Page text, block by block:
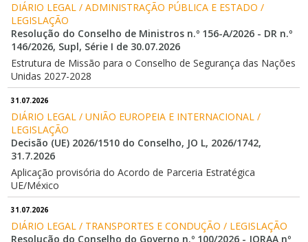
DIÁRIO LEGAL / ADMINISTRAÇÃO PÚBLICA E ESTADO /
LEGISLAÇÃO
Resolução do Conselho de Ministros n.º 156-A/2026 - DR n.º
146/2026, Supl, Série I de 30.07.2026
Estrutura de Missão para o Conselho de Segurança das Nações
Unidas 2027-2028
31.07.2026
DIÁRIO LEGAL / UNIÃO EUROPEIA E INTERNACIONAL /
LEGISLAÇÃO
Decisão (UE) 2026/1510 do Conselho, JO L, 2026/1742,
31.7.2026
Aplicação provisória do Acordo de Parceria Estratégica
UE/México
31.07.2026
DIÁRIO LEGAL / TRANSPORTES E CONDUÇÃO / LEGISLAÇÃO
Resolução do Conselho do Governo n.º 100/2026 - JORAA nº